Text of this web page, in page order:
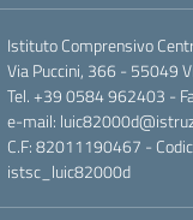
Istituto Comprensivo
Via Puccini, 366 - 55049
Tel. +39 0584 962403 -
e-mail:
C.F: 82011190467 -
istsc_luic82000d